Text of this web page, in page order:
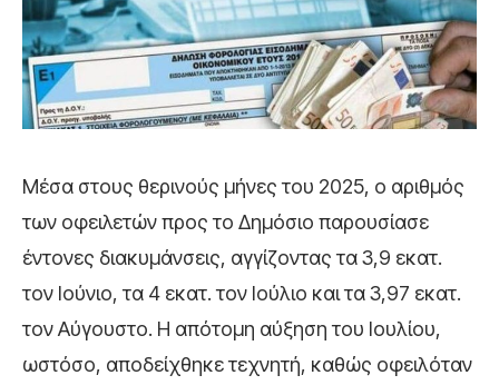
Μέσα στους θερινούς μήνες του 2025, ο αριθμός
των οφειλετών προς το Δημόσιο παρουσίασε
έντονες διακυμάνσεις, αγγίζοντας τα 3,9 εκατ.
τον Ιούνιο, τα 4 εκατ. τον Ιούλιο και τα 3,97 εκατ.
τον Αύγουστο. Η απότομη αύξηση του Ιουλίου,
ωστόσο, αποδείχθηκε τεχνητή, καθώς οφειλόταν